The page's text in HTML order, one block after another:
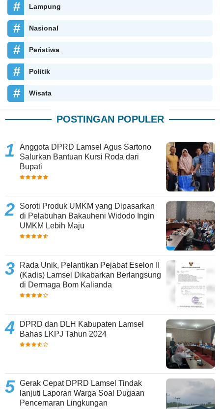
Lampung
Nasional
Peristiwa
Politik
Wisata
POSTINGAN POPULER
Anggota DPRD Lamsel Agus Sartono
Salurkan Bantuan Kursi Roda dari
Bupati
Soroti Produk UMKM yang Dipasarkan
di Pelabuhan Bakauheni Widodo Ingin
UMKM Lebih Maju
Rada Unik, Pelantikan Pejabat Eselon II
(Kadis) Lamsel Dikabarkan Berlangsung
di Dermaga Bom Kalianda
DPRD dan DLH Kabupaten Lamsel
Bahas LKPJ Tahun 2024
Gerak Cepat DPRD Lamsel Tindak
lanjuti Laporan Warga Soal Dugaan
Pencemaran Lingkungan